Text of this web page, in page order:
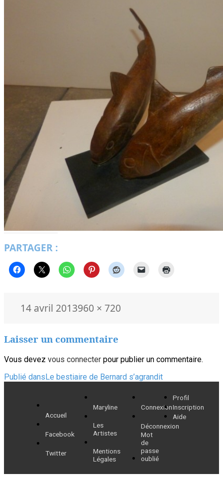
PARTAGER :
Publié
14 avril 2013Taille
960 × 720
Laisser un commentaire
Vous devez vous connecter pour publier un commentaire.
Navigation
l’article
Publié dansLe bestiaire de Bernard s’agrandit
Accueil
Facebook
Twitter
Maryline
Les
Artistes
Mentions
Légales
Connexion
Déconnexion
Mot
de
passe
oublié
Profil
Inscription
Aide